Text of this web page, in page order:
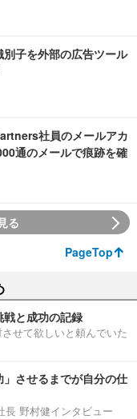
子を外部の広告ツール
社員のメールアカ
通のメールで痕跡を確
る
PageTop
と成功の記録
せて欲しいと頼んでいた
」させるまでが自分の仕
長 野村健インタビュー